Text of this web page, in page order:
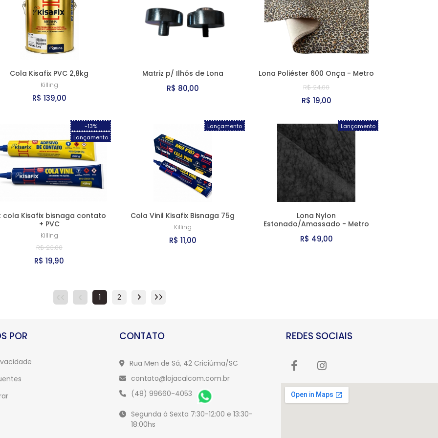
Cola Kisafix PVC 2,8kg
Killing
R$ 139,00
Matriz p/ Ilhós de Lona
R$ 80,00
Lona Poliéster 600 Onça - Metro
R$ 24,00
R$ 19,00
-13%
Lançamento
cola Kisafix bisnaga contato
+ PVC
Killing
R$ 23,00
R$ 19,90
Lançamento
Cola Vinil Kisafix Bisnaga 75g
Killing
R$ 11,00
Lançamento
Lona Nylon
Estonado/Amassado - Metro
R$ 49,00
1 2
POR CONTATO
Rua Men de Sá, 42 Criciúma/SC
contato@lojacalcom.com.br
(48) 99660-4053
Segunda à Sexta 7:30-12:00 e 13:30-
18:00hs
REDES SOCIAIS